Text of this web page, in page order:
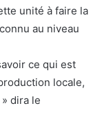
unité à faire la
au niveau
ce qui est
locale,
dira le